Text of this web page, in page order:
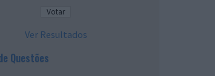
Ver Resultados
Questões